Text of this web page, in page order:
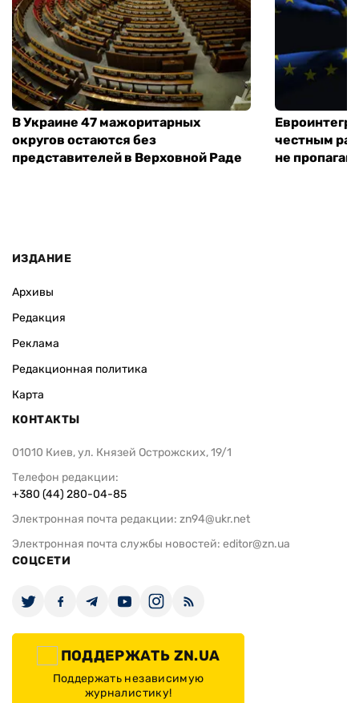
В Украине 47 мажоритарных
округов остаются без
представителей в Верховной Раде
честным
не
ИЗДАНИЕ
Архивы
Редакция
Реклама
Редакционная политика
Карта
КОНТАКТЫ
01010 Киев, ул. Князей Острожских, 19/1
Телефон редакции:
+380 (44) 280-04-85
Электронная почта редакции: zn94@ukr.net
Электронная почта службы новостей: editor@zn.ua
СОЦСЕТИ
ПОДДЕРЖАТЬ ZN.UA
Поддержать независимую
журналистику!